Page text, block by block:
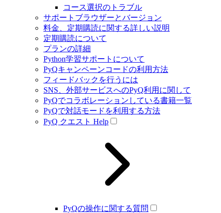
コース選択のトラブル
サポートブラウザーとバージョン
料金、定期購読に関する詳しい説明
定期購読について
プランの詳細
Python学習サポートについて
PyQキャンペーンコードの利用方法
フィードバックを行うには
SNS、外部サービスへのPyQ利用に関して
PyQでコラボレーションしている書籍一覧
PyQで対話モードを利用する方法
PyQ クエスト Help
PyQの操作に関する質問